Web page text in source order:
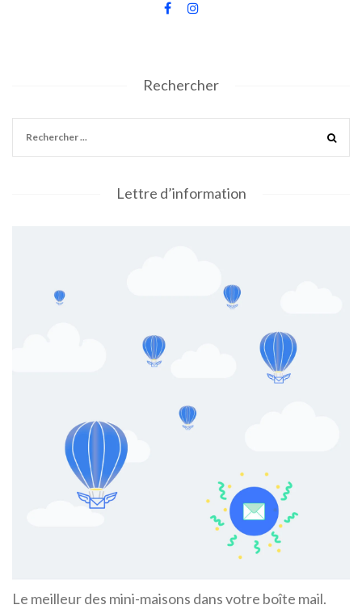
Rechercher
Lettre d’information
Le meilleur des mini-maisons dans votre boîte mail.